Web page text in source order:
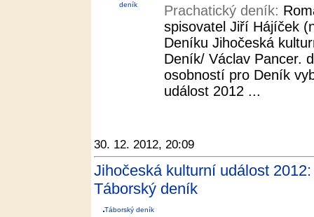
deník
Prachatický deník:
spisovatel Jiří Hájíček
Deníku Jihočeská
Deník/ Václav Pancer.
osobností pro Deník
událost 2012 ...
30. 12. 2012, 20:09
Jihočeská kulturní událost
Táborský deník
Táborský deník